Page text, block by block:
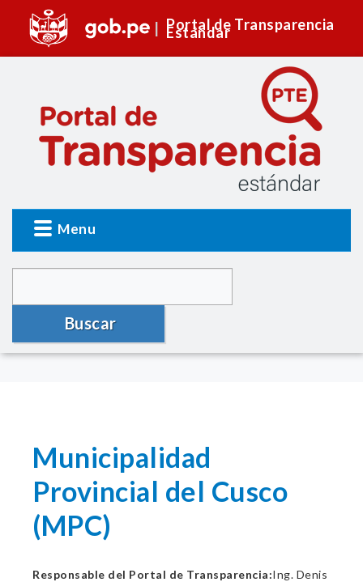
Portal de Transparencia
Estándar
Menu
Buscar
Municipalidad
Provincial del Cusco
(MPC)
Responsable del Portal de Transparencia:Ing. Denis